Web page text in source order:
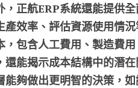
正航ERP系統還能提供
效率、評估資源使用情
包含人工費用、製造費
能揭示成本結構中的潛
夠做出更明智的決策，